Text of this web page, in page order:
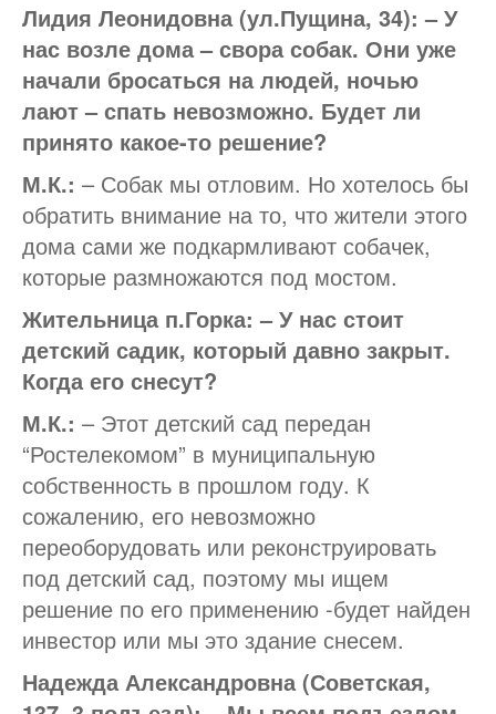
Лидия Леонидовна (ул.Пущина, 34): – У
нас возле дома – свора собак. Они уже
начали бросаться на людей, ночью
лают – спать невозможно. Будет ли
принято какое-то решение?
М.К.: – Собак мы отловим. Но хотелось бы
обратить внимание на то, что жители этого
дома сами же подкармливают собачек,
которые размножаются под мостом.
Жительница п.Горка: – У нас стоит
детский садик, который давно закрыт.
Когда его снесут?
М.К.: – Этот детский сад передан
“Ростелекомом” в муниципальную
собственность в прошлом году. К
сожалению, его невозможно
переоборудовать или реконструировать
под детский сад, поэтому мы ищем
решение по его применению -будет найден
инвестор или мы это здание снесем.
Надежда Александровна (Советская,